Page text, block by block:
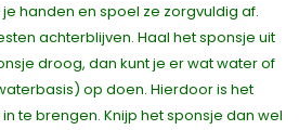
handen en spoel ze zorgvuldig af.
achterblijven. Haal het sponsje uit
droog, dan kunt je er wat water of
op doen. Hierdoor is het
te brengen. Knijp het sponsje dan wel